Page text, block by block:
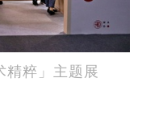
精粹」主题展